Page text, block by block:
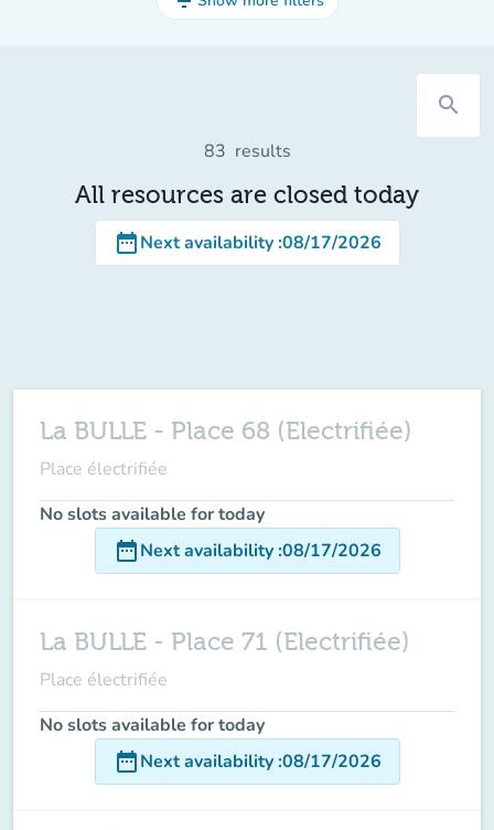
search
83 results
All resources are closed today
date_rangeNext availability:08/17/2026
La BULLE - Place 68 (Electrifiée)
Place électrifiée
No slots available for today
date_rangeNext availability:08/17/2026
La BULLE - Place 71 (Electrifiée)
Place électrifiée
No slots available for today
date_rangeNext availability:08/17/2026